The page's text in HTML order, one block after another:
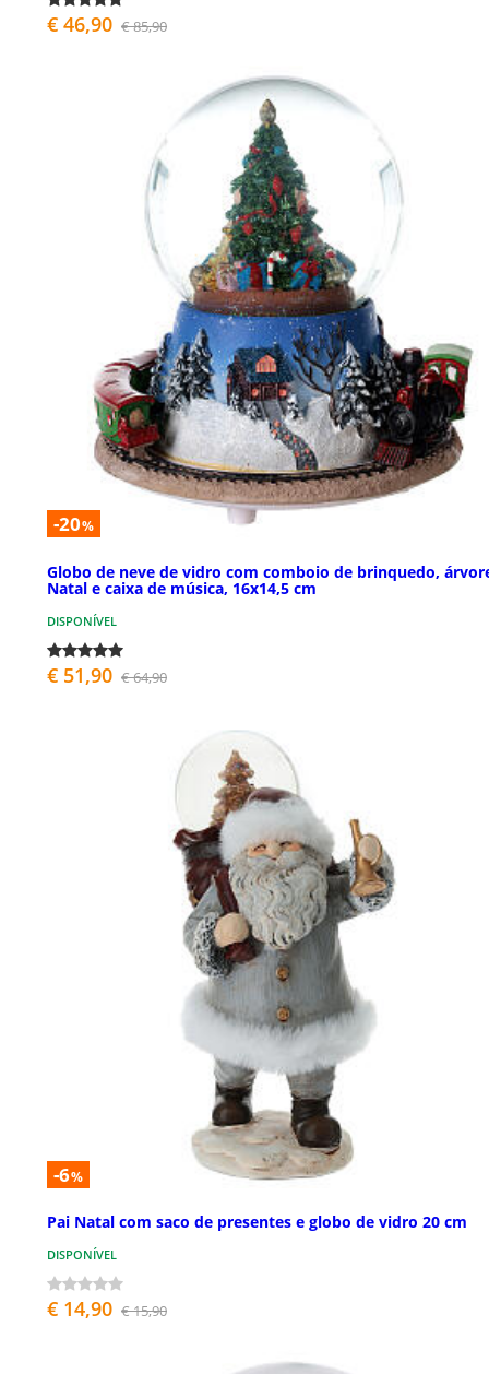
€ 46,90 € 85,90
-20%
Globo de neve de vidro com comboio de brinquedo,
Natal e caixa de música, 16x14,5 cm
DISPONÍVEL
€ 51,90 € 64,90
-6%
Pai Natal com saco de presentes e globo de vidro 20 cm
DISPONÍVEL
€ 14,90 € 15,90